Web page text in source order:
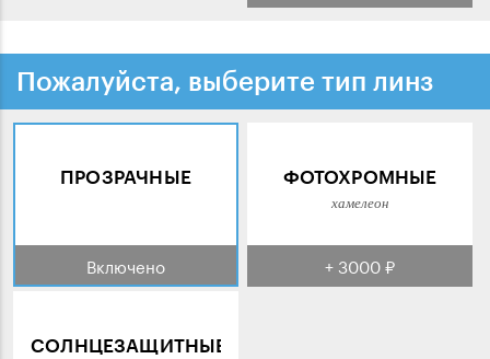
Пожалуйста, выберите тип линз
ПРОЗРАЧНЫЕ
Включено
ФОТОХРОМНЫЕ
хамелеон
+ 3000 ₽
СОЛНЦЕЗАЩИТНЫЕ